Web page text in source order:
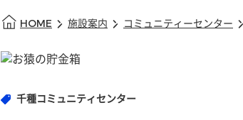
HOME 施設案内 コミュニティーセンター
千種コミュニティセンター